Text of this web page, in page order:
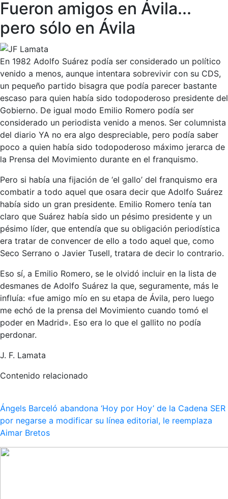
Fueron amigos en Ávila...
pero sólo en Ávila
En 1982 Adolfo Suárez podía ser considerado un político
venido a menos, aunque intentara sobrevivir con su CDS,
un pequeño partido bisagra que podía parecer bastante
escaso para quien había sido todopoderoso presidente del
Gobierno. De igual modo Emilio Romero podía ser
considerado un periodista venido a menos. Ser columnista
del diario YA no era algo despreciable, pero podía saber
poco a quien había sido todopoderoso máximo jerarca de
la Prensa del Movimiento durante en el franquismo.
Pero si había una fijación de ‘el gallo’ del franquismo era
combatir a todo aquel que osara decir que Adolfo Suárez
había sido un gran presidente. Emilio Romero tenía tan
claro que Suárez había sido un pésimo presidente y un
pésimo líder, que entendía que su obligación periodística
era tratar de convencer de ello a todo aquel que, como
Seco Serrano o Javier Tusell, tratara de decir lo contrario.
Eso sí, a Emilio Romero, se le olvidó incluir en la lista de
desmanes de Adolfo Suárez la que, seguramente, más le
influía: «fue amigo mío en su etapa de Ávila, pero luego
me echó de la prensa del Movimiento cuando tomó el
poder en Madrid». Eso era lo que el gallito no podía
perdonar.
J. F. Lamata
Contenido relacionado
Ángels Barceló abandona ‘Hoy por Hoy’ de la Cadena SER
por negarse a modificar su línea editorial, le reemplaza
Aimar Bretos